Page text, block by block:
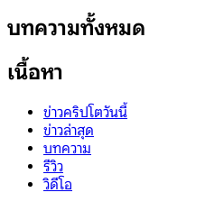
บทความทั้งหมด
เนื้อหา
ข่าวคริปโตวันนี้
ข่าวล่าสุด
บทความ
รีวิว
วิดีโอ